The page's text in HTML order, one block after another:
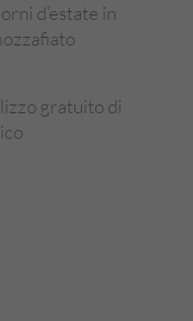
d’estate in
gratuito di